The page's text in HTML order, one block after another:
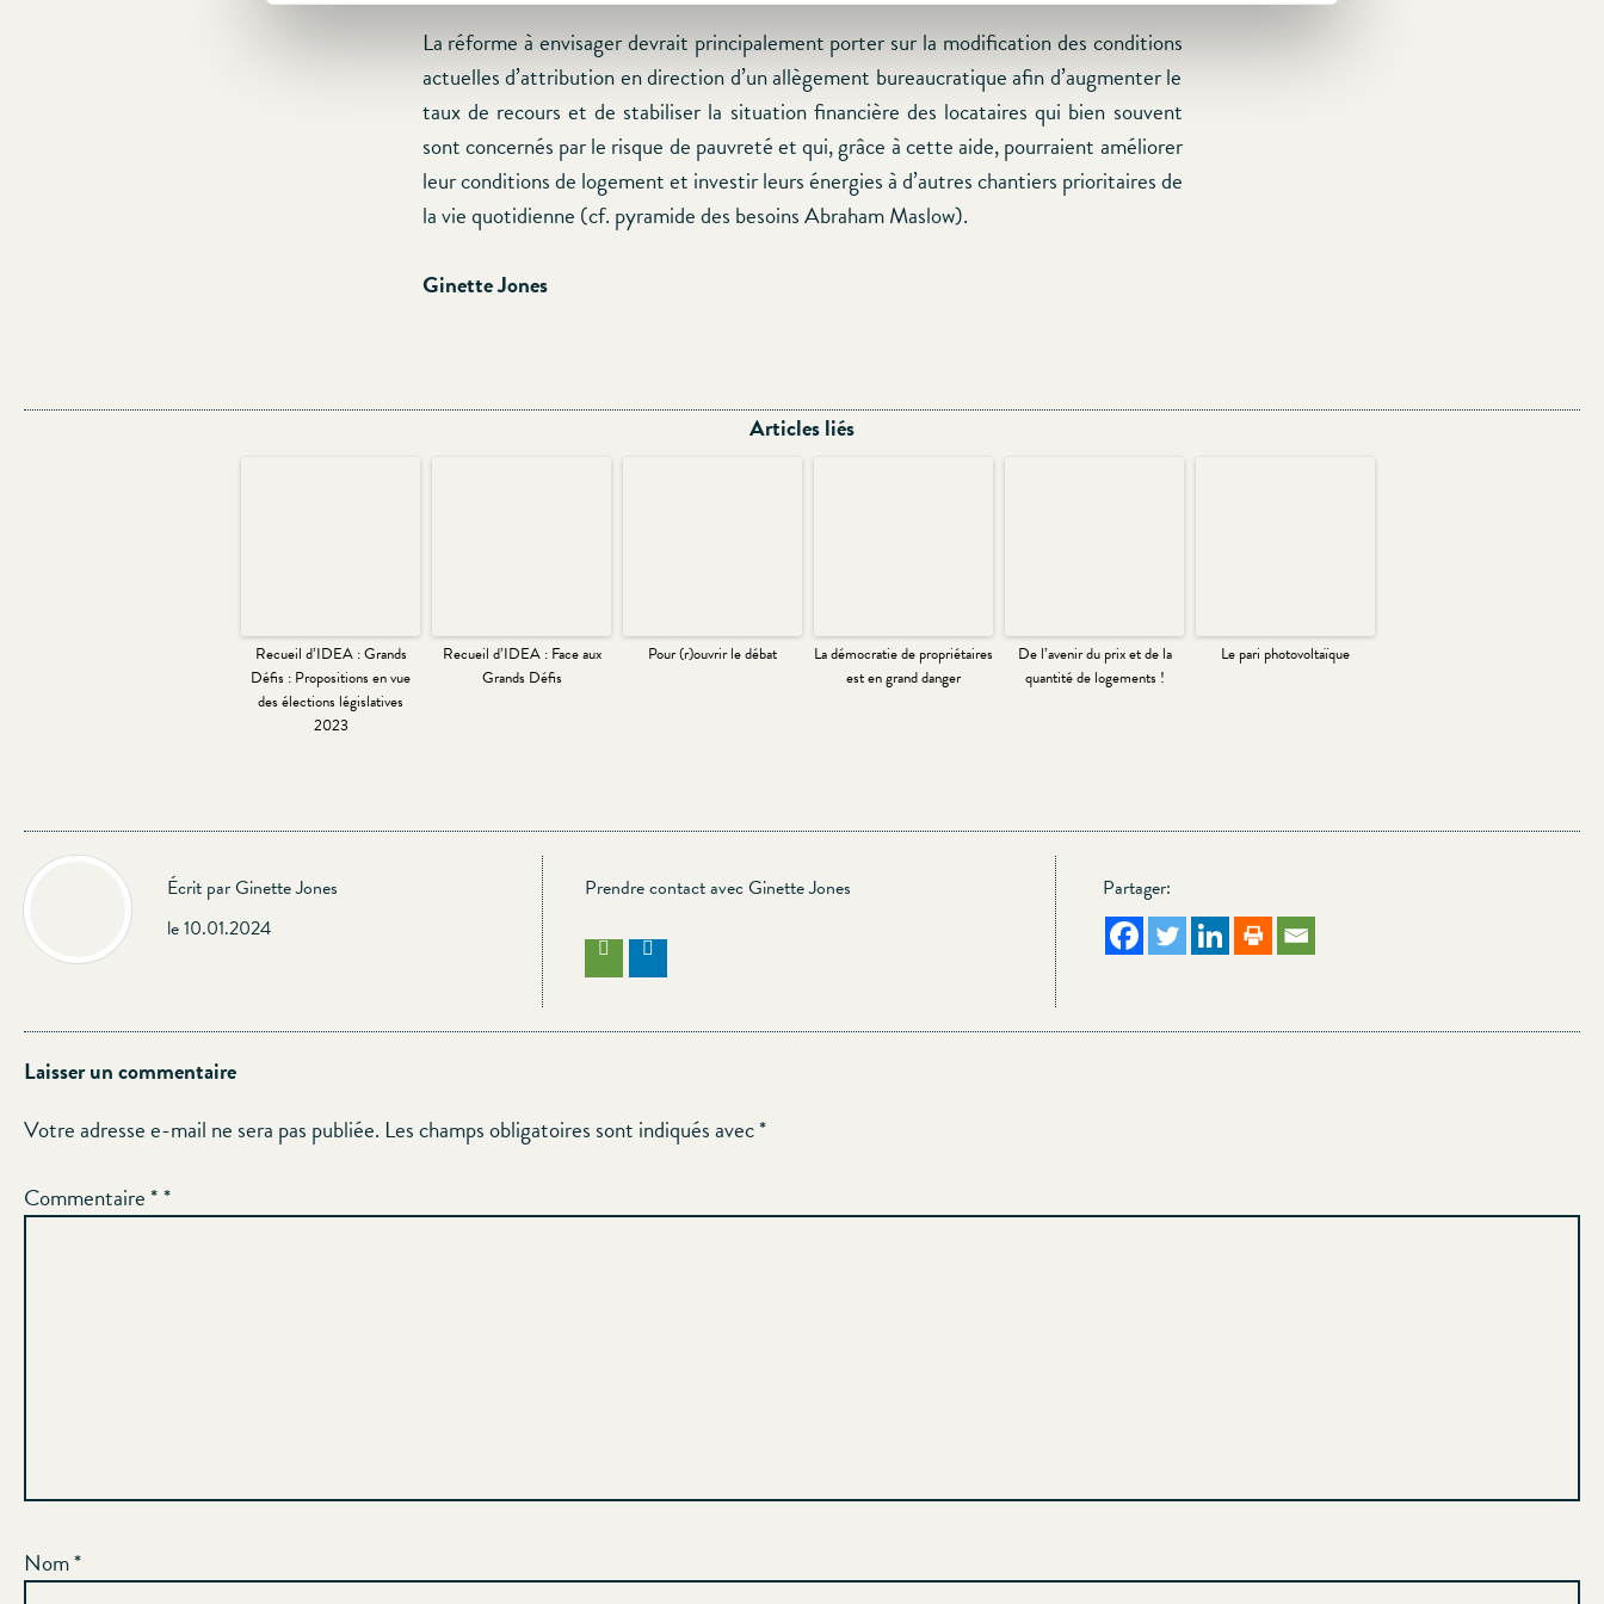
La réforme à envisager devrait principalement porter sur la modification des conditions
actuelles d’attribution en direction d’un allègement bureaucratique afin d’augmenter le
taux de recours et de stabiliser la situation financière des locataires qui bien souvent
sont concernés par le risque de pauvreté et qui, grâce à cette aide, pourraient améliorer
leur conditions de logement et investir leurs énergies à d’autres chantiers prioritaires de
la vie quotidienne (cf. pyramide des besoins Abraham Maslow).
Ginette Jones
Articles liés
Recueil d’IDEA : Grands
Défis : Propositions en vue
des élections législatives
2023
Recueil d’IDEA : Face aux
Grands Défis
Pour (r)ouvrir le débat
La démocratie de propriétaires
est en grand danger
De l’avenir du prix et de la
quantité de logements !
Le pari photovoltaïque
Écrit par Ginette Jones
le 10.01.2024
Prendre contact avec Ginette Jones Partager:
Laisser un commentaire
Votre adresse e-mail ne sera pas publiée. Les champs obligatoires sont indiqués avec*
Commentaire*
Nom*